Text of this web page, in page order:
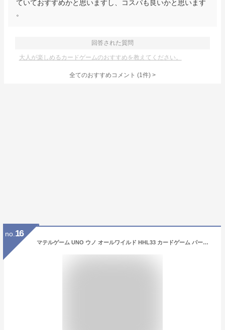
ていておすすめかと思いますし、コスパも良いかと思います
。
回答された質問
大人が楽しめるカードゲームのおすすめを教えてください。
全てのおすすめコメント (1件) >
no. 16
マテルゲーム UNO ウノ オールワイルド HHL33 カードゲーム パーティーゲーム 家族 友達 旅行 2～10人用 7歳から 子供 大人 人気 定番 盛り上がる シンプルルール